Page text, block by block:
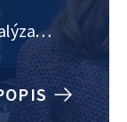
s více